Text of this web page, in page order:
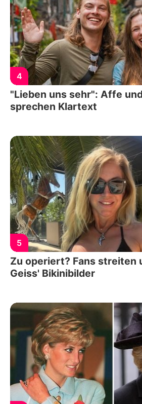
4
"Lieben uns sehr": Affe
sprechen Klartext
5
Zu operiert? Fans streiten
Geiss' Bikinibilder